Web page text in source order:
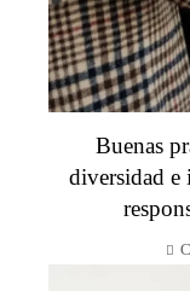
Buenas
diversidad e